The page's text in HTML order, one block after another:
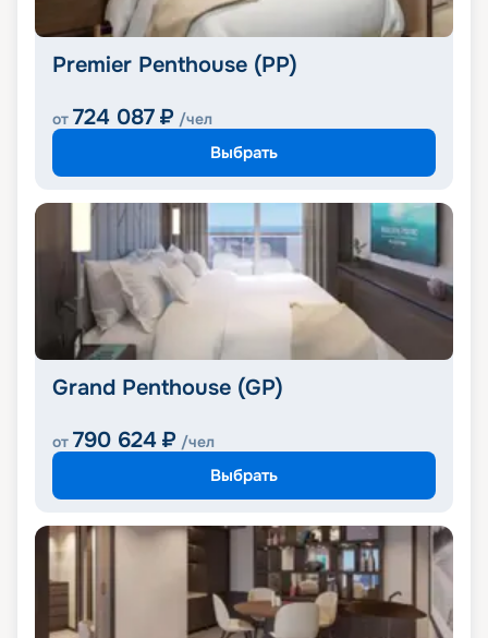
Premier Penthouse (PP)
от 724 087 ₽ /чел
Выбрать
Grand Penthouse (GP)
от 790 624 ₽ /чел
Выбрать